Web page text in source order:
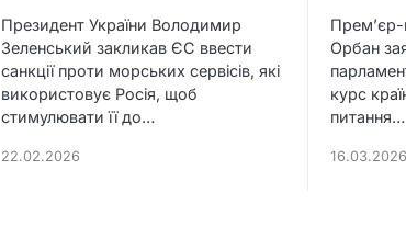
Президент України Володимир
Зеленський закликав ЄС ввести
санкції проти морських сервісів, які
використовує Росія, щоб
стимулювати її до…
22.02.2026
Прем’єр-
Орбан
курс
питання…
16.03.2026